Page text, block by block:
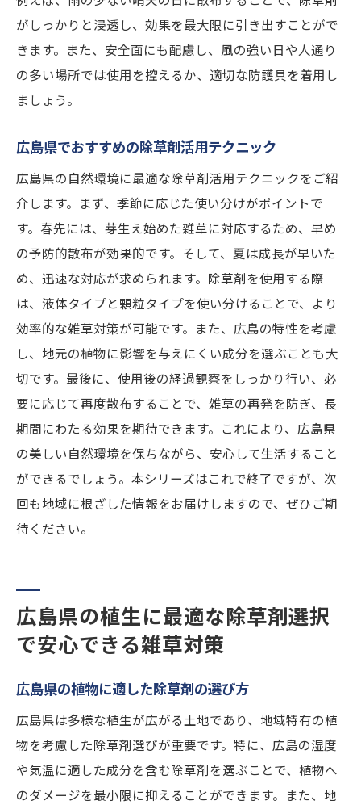
がしっかりと浸透し、効果を最大限に引き出すことがで
きます。また、安全面にも配慮し、風の強い日や人通り
の多い場所では使用を控えるか、適切な防護具を着用し
ましょう。
広島県でおすすめの除草剤活用テクニック
広島県の自然環境に最適な除草剤活用テクニックをご紹
介します。まず、季節に応じた使い分けがポイントで
す。春先には、芽生え始めた雑草に対応するため、早め
の予防的散布が効果的です。そして、夏は成長が早いた
め、迅速な対応が求められます。除草剤を使用する際
は、液体タイプと顆粒タイプを使い分けることで、より
効率的な雑草対策が可能です。また、広島の特性を考慮
し、地元の植物に影響を与えにくい成分を選ぶことも大
切です。最後に、使用後の経過観察をしっかり行い、必
要に応じて再度散布することで、雑草の再発を防ぎ、長
期間にわたる効果を期待できます。これにより、広島県
の美しい自然環境を保ちながら、安心して生活すること
ができるでしょう。本シリーズはこれで終了ですが、次
回も地域に根ざした情報をお届けしますので、ぜひご期
待ください。
広島県の植生に最適な除草剤選択
で安心できる雑草対策
広島県の植物に適した除草剤の選び方
広島県は多様な植生が広がる土地であり、地域特有の植
物を考慮した除草剤選びが重要です。特に、広島の湿度
や気温に適した成分を含む除草剤を選ぶことで、植物へ
のダメージを最小限に抑えることができます。また、地